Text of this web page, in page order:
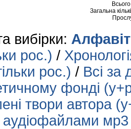
Загальна
вибірки:
рос.) /
рос.) / Всі за
фонді
твори автора
аудіофайлами